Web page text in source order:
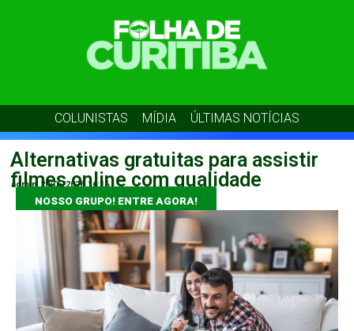
COLUNISTAS MÍDIA ÚLTIMAS NOTÍCIAS
Alternativas gratuitas para assistir
filmes online com qualidade
admin 20/05/2026 16:16
NOSSO GRUPO! ENTRE AGORA!